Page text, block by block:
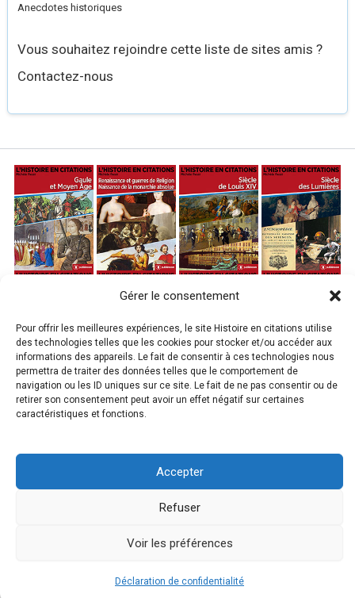
Gérer le consentement
Pour offrir les meilleures expériences, le site Histoire en citations utilise
des technologies telles que les cookies pour stocker et/ou accéder aux
informations des appareils. Le fait de consentir à ces technologies nous
permettra de traiter des données telles que le comportement de
navigation ou les ID uniques sur ce site. Le fait de ne pas consentir ou de
retirer son consentement peut avoir un effet négatif sur certaines
caractéristiques et fonctions.
Accepter
Refuser
Voir les préférences
Déclaration de confidentialité
Anecdotes historiques
Vous souhaitez rejoindre cette liste de sites amis ?
Contactez-nous
Copyright © 2026 L'Histoire en Citations